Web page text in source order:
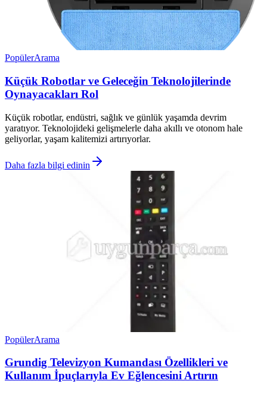
PopülerArama
Küçük Robotlar ve Geleceğin Teknolojilerinde
Oynayacakları Rol
Küçük robotlar, endüstri, sağlık ve günlük yaşamda devrim
yaratıyor. Teknolojideki gelişmelerle daha akıllı ve otonom hale
geliyorlar, yaşam kalitemizi artırıyorlar.
Daha fazla bilgi edinin
PopülerArama
Grundig Televizyon Kumandası Özellikleri ve
Kullanım İpuçlarıyla Ev Eğlencesini Artırın